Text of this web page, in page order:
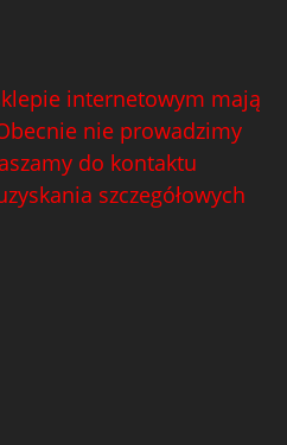
internetowym mają
nie prowadzimy
do kontaktu
szczegółowych